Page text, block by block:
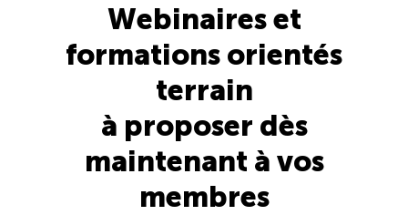
Saisonnalité des emplois
Outils et ressources
Portail RH
Webinaires et
formations orientés
terrain
à proposer dès
maintenant à vos
membres